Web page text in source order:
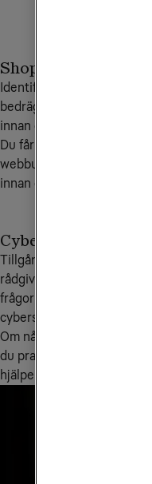
Shoppingskydd
Identifierar osäkra eller
bedrägliga webbutiker
innan du handlar.
Du får en varning om en
webbutik inte är säker,
innan du genomför köpet.
Cyberhelp
Tillgång till personlig
rådgivning och support vid
frågor eller incidenter inom
cybersäkerhet.
Om något händer online får
du prata med en expert som
hjälper dig steg för steg.